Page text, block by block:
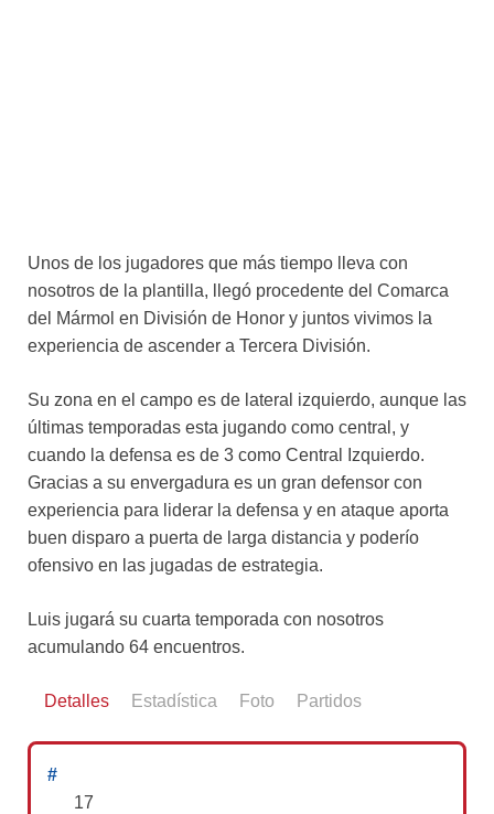
Unos de los jugadores que más tiempo lleva con
nosotros de la plantilla, llegó procedente del Comarca
del Mármol en División de Honor y juntos vivimos la
experiencia de ascender a Tercera División.
Su zona en el campo es de lateral izquierdo, aunque las
últimas temporadas esta jugando como central, y
cuando la defensa es de 3 como Central Izquierdo.
Gracias a su envergadura es un gran defensor con
experiencia para liderar la defensa y en ataque aporta
buen disparo a puerta de larga distancia y poderío
ofensivo en las jugadas de estrategia.
Luis jugará su cuarta temporada con nosotros
acumulando 64 encuentros.
Detalles Estadística Foto Partidos
#
17